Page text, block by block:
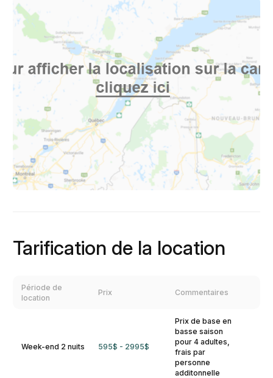
Tarification de la location
Période de
location
Prix Commentaires
Week-end 2 nuits 595$ - 2995$
Prix de base en
basse saison
pour 4 adultes,
frais par
personne
additonnelle